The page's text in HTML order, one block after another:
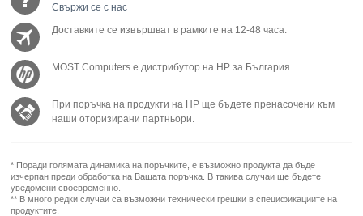
Свържи се с нас
Доставките се извършват в рамките на 12-48 часа.
MOST Computers е дистрибутор на HP за България.
При поръчка на продукти на HP ще бъдете пренасочени към
наши оторизирани партньори.
* Поради голямата динамика на поръчките, е възможно продукта да бъде
изчерпан преди обработка на Вашата поръчка. В такива случаи ще бъдете
уведомени своевременно.
** В много редки случаи са възможни технически грешки в спецификациите на
продуктите.